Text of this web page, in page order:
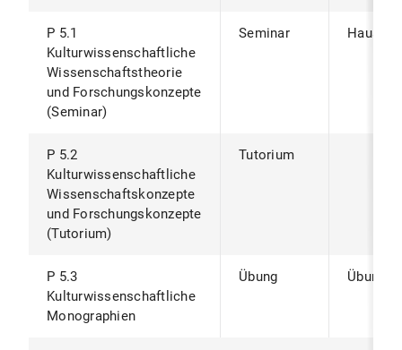
P 5.1
Kulturwissenschaftliche
Wissenschaftstheorie
und Forschungskonzepte
(Seminar)
Seminar
P 5.2
Kulturwissenschaftliche
Wissenschaftskonzepte
und Forschungskonzepte
(Tutorium)
Tutorium
P 5.3
Kulturwissenschaftliche
Monographien
Übung